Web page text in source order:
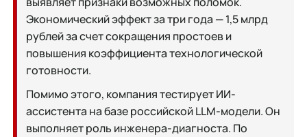
Экономический эффект за три года — 1,5 млрд
рублей за счет сокращения простоев и
повышения коэффициента технологической
готовности.
Помимо этого, компания тестирует ИИ-
ассистента на базе российской LLM-модели. Он
выполняет роль инженера-диагноста. По